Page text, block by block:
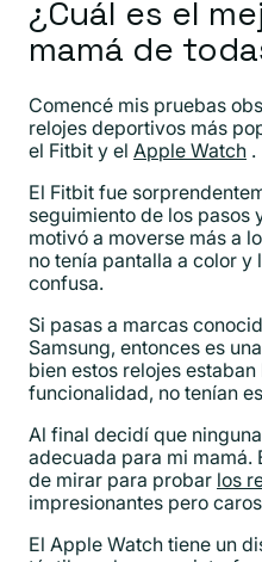
¿Cuál es el
mamá de
Comencé mis pruebas
relojes deportivos más
el Fitbit y el Apple Watch .
El Fitbit fue
seguimiento de los
motivó a moverse más a
no tenía pantalla a color y
confusa.
Si pasas a marcas
Samsung, entonces es
bien estos relojes
funcionalidad, no tenían
Al final decidí que
adecuada para mi mamá.
de mirar para probar los
impresionantes pero
El Apple Watch tiene un